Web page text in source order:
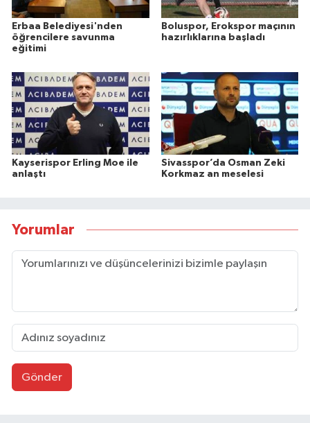
Erbaa Belediyesi'nden
öğrencilere savunma
eğitimi
Boluspor, Erokspor maçının
hazırlıklarına başladı
Kayserispor Erling Moe ile
anlaştı
Sivasspor’da Osman Zeki
Korkmaz an meselesi
Yorumlar
Gönder